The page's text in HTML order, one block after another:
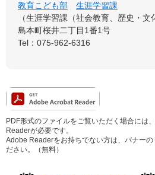
教育こども部
生涯学習課
生涯学習課（社会教育、歴史・文
島本町桜井二丁目1番1号
Tel：075-962-6316
PDF形式のファイルをご覧いただく場合には
Readerが必要です。
Adobe Readerをお持ちでない方は、バナーの
ださい。（無料）